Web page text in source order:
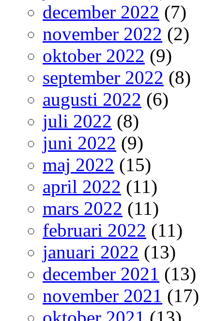
december 2022 (7)
november 2022 (2)
oktober 2022 (9)
september 2022 (8)
augusti 2022 (6)
juli 2022 (8)
juni 2022 (9)
maj 2022 (15)
april 2022 (11)
mars 2022 (11)
februari 2022 (11)
januari 2022 (13)
december 2021 (13)
november 2021 (17)